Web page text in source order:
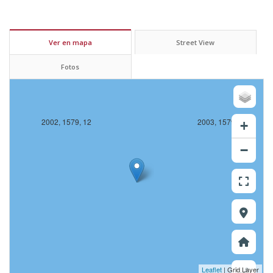
Ver en mapa Street View
Fotos
2002, 1579, 12 2003, 1579, 12+
−
Leaflet | Grid Layer